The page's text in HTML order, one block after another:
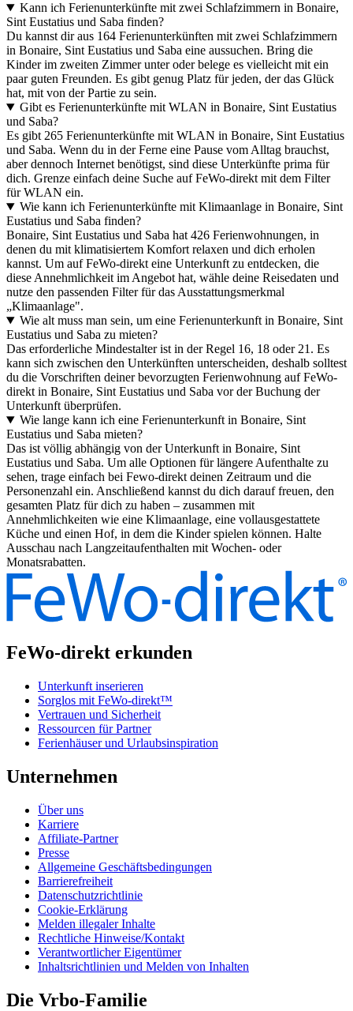
Kann ich Ferienunterkünfte mit zwei Schlafzimmern in Bonaire,
Sint Eustatius und Saba finden?
Du kannst dir aus 164 Ferienunterkünften mit zwei Schlafzimmern
in Bonaire, Sint Eustatius und Saba eine aussuchen. Bring die
Kinder im zweiten Zimmer unter oder belege es vielleicht mit ein
paar guten Freunden. Es gibt genug Platz für jeden, der das Glück
hat, mit von der Partie zu sein.
Gibt es Ferienunterkünfte mit WLAN in Bonaire, Sint Eustatius
und Saba?
Es gibt 265 Ferienunterkünfte mit WLAN in Bonaire, Sint Eustatius
und Saba. Wenn du in der Ferne eine Pause vom Alltag brauchst,
aber dennoch Internet benötigst, sind diese Unterkünfte prima für
dich. Grenze einfach deine Suche auf FeWo-direkt mit dem Filter
für WLAN ein.
Wie kann ich Ferienunterkünfte mit Klimaanlage in Bonaire, Sint
Eustatius und Saba finden?
Bonaire, Sint Eustatius und Saba hat 426 Ferienwohnungen, in
denen du mit klimatisiertem Komfort relaxen und dich erholen
kannst. Um auf FeWo-direkt eine Unterkunft zu entdecken, die
diese Annehmlichkeit im Angebot hat, wähle deine Reisedaten und
nutze den passenden Filter für das Ausstattungsmerkmal
„Klimaanlage".
Wie alt muss man sein, um eine Ferienunterkunft in Bonaire, Sint
Eustatius und Saba zu mieten?
Das erforderliche Mindestalter ist in der Regel 16, 18 oder 21. Es
kann sich zwischen den Unterkünften unterscheiden, deshalb solltest
du die Vorschriften deiner bevorzugten Ferienwohnung auf FeWo-
direkt in Bonaire, Sint Eustatius und Saba vor der Buchung der
Unterkunft überprüfen.
Wie lange kann ich eine Ferienunterkunft in Bonaire, Sint
Eustatius und Saba mieten?
Das ist völlig abhängig von der Unterkunft in Bonaire, Sint
Eustatius und Saba. Um alle Optionen für längere Aufenthalte zu
sehen, trage einfach bei Fewo-direkt deinen Zeitraum und die
Personenzahl ein. Anschließend kannst du dich darauf freuen, den
gesamten Platz für dich zu haben – zusammen mit
Annehmlichkeiten wie eine Klimaanlage, eine vollausgestattete
Küche und einen Hof, in dem die Kinder spielen können. Halte
Ausschau nach Langzeitaufenthalten mit Wochen- oder
Monatsrabatten.
FeWo-direkt erkunden
Unterkunft inserieren
Sorglos mit FeWo-direkt™
Vertrauen und Sicherheit
Ressourcen für Partner
Ferienhäuser und Urlaubsinspiration
Unternehmen
Über uns
Karriere
Affiliate-Partner
Presse
Allgemeine Geschäftsbedingungen
Barrierefreiheit
Datenschutzrichtlinie
Cookie-Erklärung
Melden illegaler Inhalte
Rechtliche Hinweise/Kontakt
Verantwortlicher Eigentümer
Inhaltsrichtlinien und Melden von Inhalten
Die Vrbo-Familie